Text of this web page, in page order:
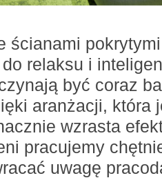
ścianami
relaksu i
być coraz
aranżacji, która
wzrasta
pracujemy
uwagę